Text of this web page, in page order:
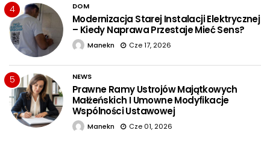
4 DOM
Modernizacja Starej Instalacji Elektrycznej
– Kiedy Naprawa Przestaje Mieć Sens?
Manekn Cze 17, 2026
5 NEWS
Prawne Ramy Ustrojów Majątkowych
Małżeńskich I Umowne Modyfikacje
Wspólności Ustawowej
Manekn Cze 01, 2026